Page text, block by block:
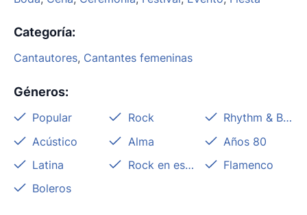
Categoría:
Cantautores, Cantantes femeninas
Géneros:
Popular Rock
Rhythm & Blues
Acústico
Alma
Años 80
Latina
Rock en español
Flamenco
Boleros